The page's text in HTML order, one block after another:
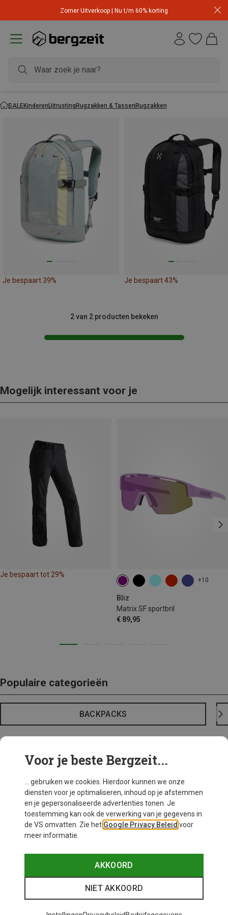
Zomer Uitverkoop | Nu t/m 60% korting
SALEKinderenUitrustingRugzakken & TassenRugzakken
Je bespaart 39% Je bespaart 43%
2 van 2 producten bekeken
Mogelijk interessant voor je
Je bespaart tot 29%
+10
Bliz
Matrix SF sportbril
€ 89,95
Populaire categorieën
BACKPACKS
Voor je beste Bergzeit...
... gebruiken we cookies. Hierdoor kunnen we onze
diensten voor je optimaliseren, inhoud op je afstemmen
en je gepersonaliseerde advertenties tonen. Je
toestemming kan ook de verwerking van je gegevens in
de VS omvatten. Zie het Google Privacy Beleid voor
meer informatie.
AKKOORD
NIET AKKOORD